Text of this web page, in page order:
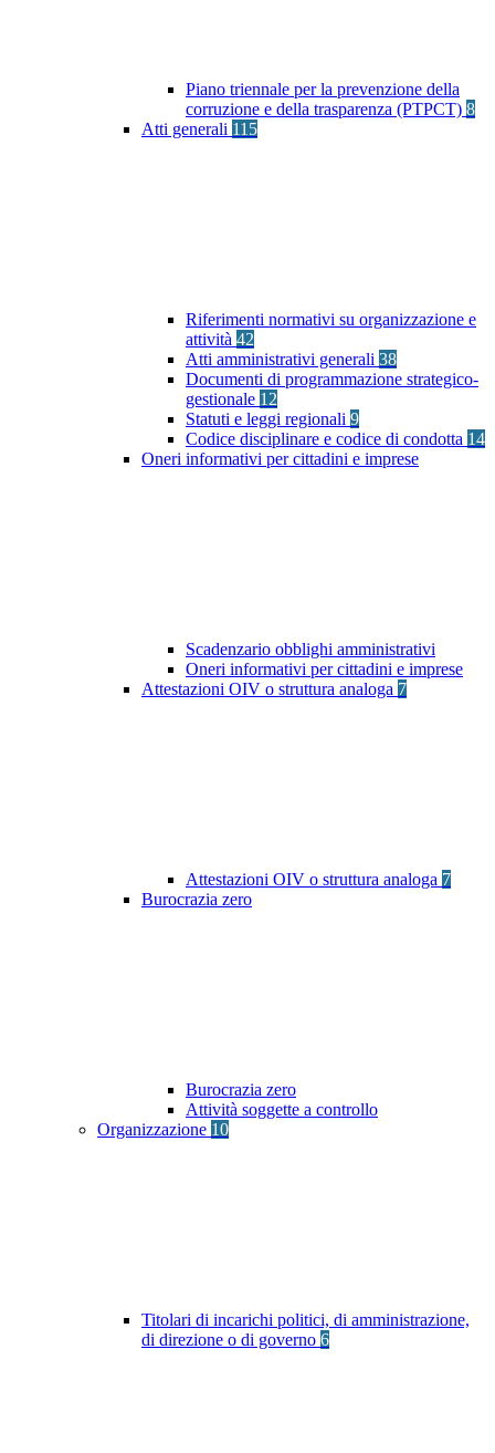
Piano triennale per la prevenzione della
corruzione e della trasparenza (PTPCT) 8
Atti generali 115
Riferimenti normativi su organizzazione e
attività 42
Atti amministrativi generali 38
Documenti di programmazione strategico-
gestionale 12
Statuti e leggi regionali 9
Codice disciplinare e codice di condotta 14
Oneri informativi per cittadini e imprese
Scadenzario obblighi amministrativi
Oneri informativi per cittadini e imprese
Attestazioni OIV o struttura analoga 7
Attestazioni OIV o struttura analoga 7
Burocrazia zero
Burocrazia zero
Attività soggette a controllo
Organizzazione 10
Titolari di incarichi politici, di amministrazione,
di direzione o di governo 6